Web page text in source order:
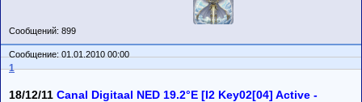
Сообщений: 899
Сообщение: 01.01.2010 00:00
1
18/12/11 Canal Digitaal NED 19.2°E [I2 Key02[04] Active -